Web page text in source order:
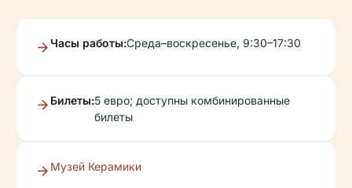
Часы работы:Среда–воскресенье, 9:30–17:30
Билеты:5 евро; доступны комбинированные
билеты
Музей Керамики